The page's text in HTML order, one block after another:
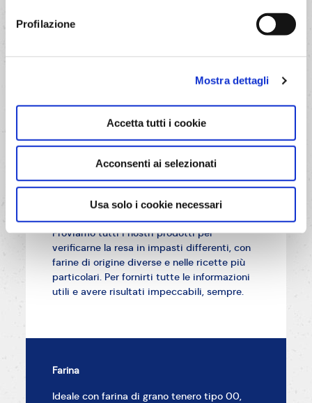
Profilazione
Mostra dettagli
Accetta tutti i cookie
Acconsenti ai selezionati
Usa solo i cookie necessari
Lo abbiamo provato
con
Proviamo tutti i nostri prodotti per
verificarne la resa in impasti differenti, con
farine di origine diverse e nelle ricette più
particolari. Per fornirti tutte le informazioni
utili e avere risultati impeccabili, sempre.
Farina
Ideale con farina di grano tenero tipo 00,